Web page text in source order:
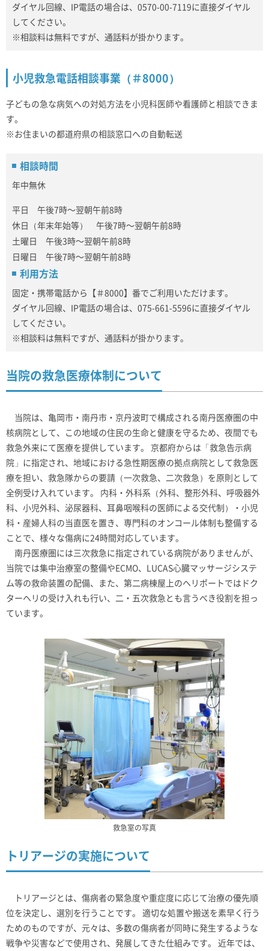
ダイヤル回線、IP電話の場合は、0570-00-7119に直接ダイヤル
してください。
※相談料は無料ですが、通話料が掛かります。
小児救急電話相談事業（＃8000）
子どもの急な病気への対処方法を小児科医師や看護師と相談できま
す。
※お住まいの都道府県の相談窓口への自動転送
相談時間
年中無休
平日 午後7時～翌朝午前8時
休日（年末年始等） 午後7時～翌朝午前8時
土曜日 午後3時～翌朝午前8時
日曜日 午後7時～翌朝午前8時
利用方法
固定・携帯電話から【＃8000】番でご利用いただけます。
ダイヤル回線、IP電話の場合は、075-661-5596に直接ダイヤル
してください。
※相談料は無料ですが、通話料が掛かります。
当院の救急医療体制について
当院は、亀岡市・南丹市・京丹波町で構成される南丹医療圏の中
核病院として、この地域の住民の生命と健康を守るため、夜間でも
救急外来にて医療を提供しています。 京都府からは「救急告示病
院」に指定され、地域における急性期医療の拠点病院として救急医
療を担い、救急隊からの要請（一次救急、二次救急）を原則として
全例受け入れています。 内科・外科系（外科、整形外科、呼吸器外
科、小児外科、泌尿器科、耳鼻咽喉科の医師による交代制）・小児
科・産婦人科の当直医を置き、専門科のオンコール体制も整備する
ことで、様々な傷病に24時間対応しています。
南丹医療圏には三次救急に指定されている病院がありませんが、
当院では集中治療室の整備やECMO、LUCAS心臓マッサージシステ
ム等の救命装置の配備、また、第二病棟屋上のヘリポートではドク
ターヘリの受け入れも行い、二・五次救急とも言うべき役割を担っ
ています。
救急室の写真
トリアージの実施について
トリアージとは、傷病者の緊急度や重症度に応じて治療の優先順
位を決定し、選別を行うことです。 適切な処置や搬送を素早く行う
ためのものですが、元々は、多数の傷病者が同時に発生するような
戦争や災害などで使用され、発展してきた仕組みです。 近年では、